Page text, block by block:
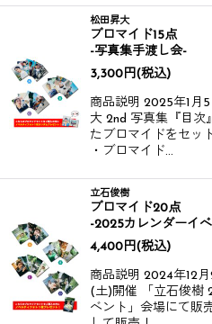
松田昇大
ブロマイド15点
-写真集手渡し会-
3,300 円(税込)
商品説明 2025年1月
大 2nd 写真集『目次
たブロマイドをセッ
・ブロマイド…
立石俊樹
ブロマイド20点
-2025カレンダーイ
4,400 円(税込)
商品説明 2024年12
(土)開催 「立石俊樹
ベント」会場にて販